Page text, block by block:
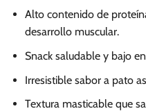
Alto contenido de
desarrollo muscular.
Snack saludable y bajo
Irresistible sabor a pato
Textura masticable que